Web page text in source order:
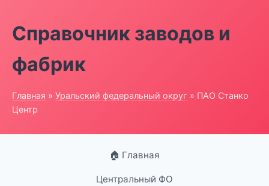
Справочник заводов и
фабрик
Главная » Уральский федеральный округ » ПАО Станко
Центр
🏠 Главная
Центральный ФО